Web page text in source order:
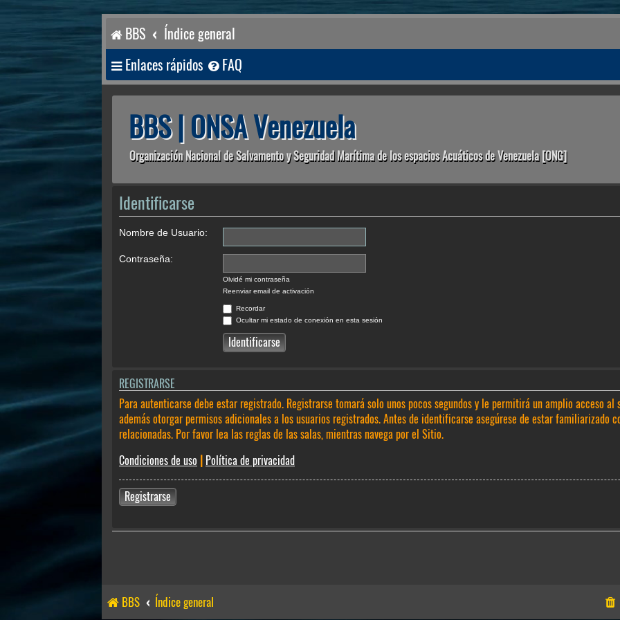
BBS Índice general
Enlaces rápidos FAQ
BBS | ONSA Venezuela
Organización Nacional de Salvamento y Seguridad Marítima de los espacios Acuáticos de Venezuela [ONG]
Identificarse
Nombre de Usuario:
Contraseña:
Olvidé mi contraseña
Reenviar email de activación
Recordar
Ocultar mi estado de conexión en esta sesión
REGISTRARSE
Para autenticarse debe estar registrado. Registrarse tomará solo unos pocos segundos y le permitirá un amplio acceso
además otorgar permisos adicionales a los usuarios registrados. Antes de identificarse asegúrese de estar familiarizado
relacionadas. Por favor lea las reglas de las salas, mientras navega por el Sitio.
Condiciones de uso
Política de privacidad
Registrarse
BBS Índice general